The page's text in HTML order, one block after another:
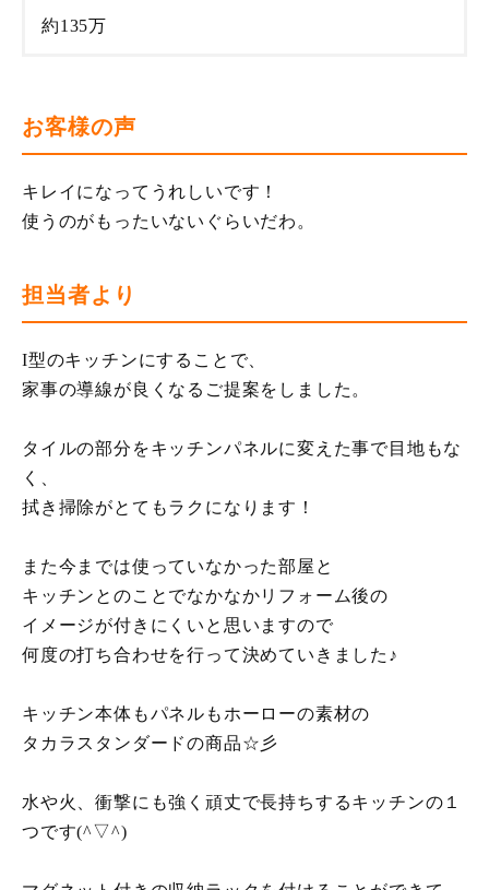
約135万
お客様の声
キレイになってうれしいです！
使うのがもったいないぐらいだわ。
担当者より
I型のキッチンにすることで、
家事の導線が良くなるご提案をしました。
タイルの部分をキッチンパネルに変えた事で目地もな
く、
拭き掃除がとてもラクになります！
また今までは使っていなかった部屋と
キッチンとのことでなかなかリフォーム後の
イメージが付きにくいと思いますので
何度の打ち合わせを行って決めていきました♪
キッチン本体もパネルもホーローの素材の
タカラスタンダードの商品☆彡
水や火、衝撃にも強く頑丈で長持ちするキッチンの１
つです(^▽^)